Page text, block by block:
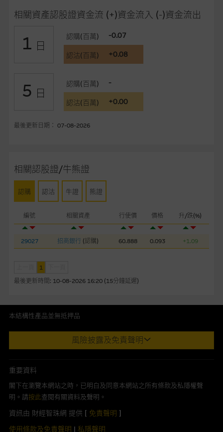
相關資產認股證資金流 (+)資金流入 (-)資金流出
1 日
認購(百萬) -0.07
認沽(百萬) +0.08
5 日
認購(百萬) -
認沽(百萬) +0.00
最後更新日期： 07-08-2026
相關認股證/牛熊證
認購 認沽 牛證 熊證
編號 相關資產 行使價 價格 升/跌(%)
29027 招商銀行 (認購) 60.888 0.093 +1.09
1
最後更新時間: 10-08-2026 16:20 (15分鐘延遲)
整、合時及準確，對任何因任何形式(包括疏忽)由於網站內容的
或損毀，亦一概不會承擔責任或債務。
本使用條款的所有方面均受香港法例管限。
與結構性產品有關的風險
結構性產品並無抵押品，如發行人無力償債或違約，投資者可能
無法收回部份或全部應收款項。結構性產品價格可升可跌。過往
表現並不反映未來表現。產品的第二市場可能有限而麥格理資本
備有強制贖回機制可能被提早終止，届時(i) N類牛熊證投資者會
損失全部投資；而(ii)R類牛熊證之剩餘價值則可能為零。
本網站或載有連接非由麥格理集團管理的網站的連結。此等連結
理集團對此等網站的內容及所介紹的產品或服務，均無任何操控
適，不作任何聲明。麥格理集團建議閣下自行向本網站述及或連
接的第三者查詢。此外，載有第三者網站的連結，不應視為該第
本網站雖連接第三者管理的網站，但麥格理集團並非授權網站瀏
部分可經本網站連結下載的軟件程式屬於第三者的產品。閣下使
用此等屬於第三者的軟件，須自負全責。此等軟件的使用，可能
受軟件持有人訂出的使用條款約束。
本結構性產品並無抵押品
此內容來自我們在所示日期時認為可靠之來源，且均以真誠提供。然
而，Macquarie Capital Limited (CE No. AAC 534)(「 MCL 」)不作陳
亦不為資料的準確程度、完整性及合時性負上責任。
本網址由香港證券及期貨事務監察委員會註冊交易商MCL提供。MCL為
本文所提及上市股份有關的Macquarie Bank Limited (ABN 46 008
及/或流通量提供者。本網站內容僅為香港居民設計，並只供香港市民使
用，不適用於美國人或其他國家之居民。本網址提供之任何資料包括任
風險披露及免責聲明
重要資料
閣下在瀏覽本網站之時，已明白及同意本網站之所有條款及私隱權聲
明。請按此查閱有關資料及聲明。
資訊由 財經智珠網 提供 [ 免責聲明 ]
使用條款及免責聲明 | 私隱聲明